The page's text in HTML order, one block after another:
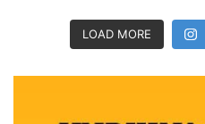
LOAD MORE